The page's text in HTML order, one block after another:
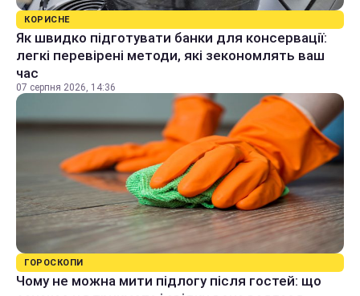
КОРИСНЕ
Як швидко підготувати банки для консервації:
легкі перевірені методи, які зекономлять ваш
час
07 серпня 2026, 14:36
ГОРОСКОПИ
Чому не можна мити підлогу після гостей: що